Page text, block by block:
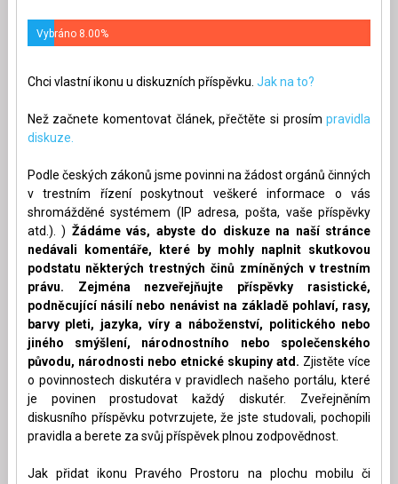
Vybráno 8.00%
Chci vlastní ikonu u diskuzních příspěvku. Jak na to?
Než začnete komentovat článek, přečtěte si prosímpravidla
diskuze.
Podle českých zákonů jsme povinni na žádost orgánů činných
v trestním řízení poskytnout veškeré informace o vás
shromážděné systémem (IP adresa, pošta, vaše příspěvky
atd.). ) Žádáme vás, abyste do diskuze na naší stránce
nedávali komentáře, které by mohly naplnit skutkovou
podstatu některých trestných činů zmíněných v trestním
právu. Zejména nezveřejňujte příspěvky rasistické,
podněcující násilí nebo nenávist na základě pohlaví, rasy,
barvy pleti, jazyka, víry a náboženství, politického nebo
jiného smýšlení, národnostního nebo společenského
původu, národnosti nebo etnické skupiny atd. Zjistěte více
o povinnostech diskutéra v pravidlech našeho portálu, které
je povinen prostudovat každý diskutér. Zveřejněním
diskusního příspěvku potvrzujete, že jste studovali, pochopili
pravidla a berete za svůj příspěvek plnou zodpovědnost.
Jak přidat ikonu Pravého Prostoru na plochu mobilu či